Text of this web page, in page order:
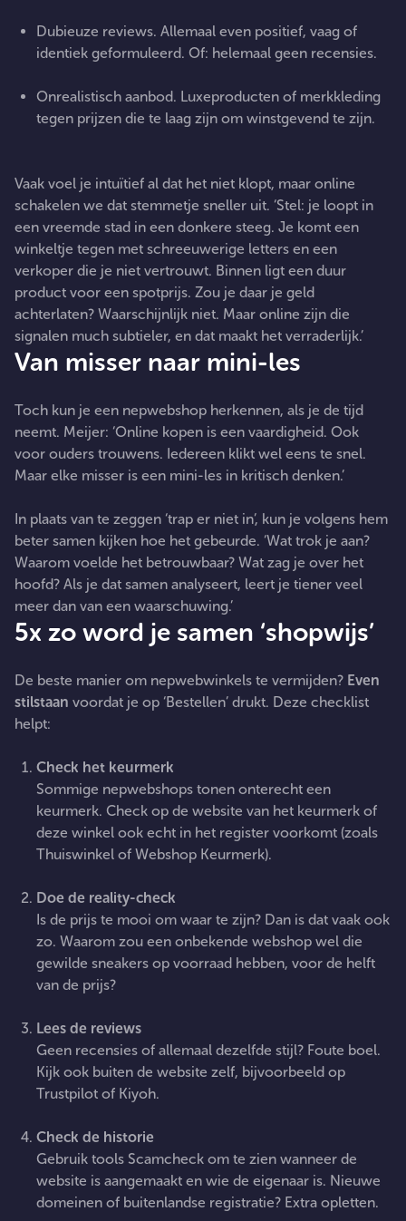
Dubieuze reviews. Allemaal even positief, vaag of
identiek geformuleerd. Of: helemaal geen recensies.
Onrealistisch aanbod. Luxeproducten of merkkleding
tegen prijzen die te laag zijn om winstgevend te zijn.
Vaak voel je intuïtief al dat het niet klopt, maar online
schakelen we dat stemmetje sneller uit. ‘Stel: je loopt in
een vreemde stad in een donkere steeg. Je komt een
winkeltje tegen met schreeuwerige letters en een
verkoper die je niet vertrouwt. Binnen ligt een duur
product voor een spotprijs. Zou je daar je geld
achterlaten? Waarschijnlijk niet. Maar online zijn die
signalen much subtieler, en dat maakt het verraderlijk.’
Van misser naar mini-les
Toch kun je een nepwebshop herkennen, als je de tijd
neemt. Meijer: ‘Online kopen is een vaardigheid. Ook
voor ouders trouwens. Iedereen klikt wel eens te snel.
Maar elke misser is een mini-les in kritisch denken.’
In plaats van te zeggen ‘trap er niet in’, kun je volgens hem
beter samen kijken hoe het gebeurde. ‘Wat trok je aan?
Waarom voelde het betrouwbaar? Wat zag je over het
hoofd? Als je dat samen analyseert, leert je tiener veel
meer dan van een waarschuwing.’
5x zo word je samen ‘shopwijs’
De beste manier om nepwebwinkels te vermijden? Even
stilstaan voordat je op ‘Bestellen’ drukt. Deze checklist
helpt:
Check het keurmerk
Sommige nepwebshops tonen onterecht een
keurmerk. Check op de website van het keurmerk of
deze winkel ook echt in het register voorkomt (zoals
Thuiswinkel of Webshop Keurmerk).
Doe de reality-check
Is de prijs te mooi om waar te zijn? Dan is dat vaak ook
zo. Waarom zou een onbekende webshop wel die
gewilde sneakers op voorraad hebben, voor de helft
van de prijs?
Lees de reviews
Geen recensies of allemaal dezelfde stijl? Foute boel.
Kijk ook buiten de website zelf, bijvoorbeeld op
Trustpilot of Kiyoh.
Check de historie
Gebruik tools Scamcheck om te zien wanneer de
website is aangemaakt en wie de eigenaar is. Nieuwe
domeinen of buitenlandse registratie? Extra opletten.